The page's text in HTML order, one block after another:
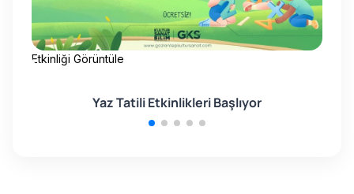
Etkinliği Görüntüle
Yaz Tatili Etkinlikleri Başlıyor